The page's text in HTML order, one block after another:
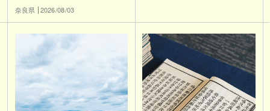
奈良県 2026/08/03